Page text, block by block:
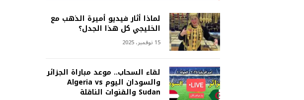
لماذا أثار فيديو أميرة الذهب مع
الخليجي كل هذا الجدل؟
15 نوفمبر، 2025
لقاء السحاب.. موعد مباراة الجزائر
والسودان اليوم Algeria vs
Sudan والقنوات الناقلة